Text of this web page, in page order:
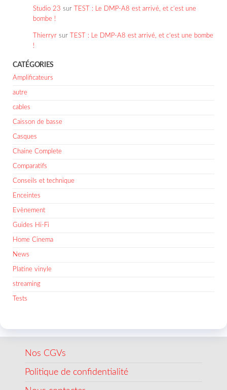
Studio 23 sur
TEST : Le DMP-A8 est arrivé, et c’est une
bombe !
Thierryr sur
TEST : Le DMP-A8 est arrivé, et c’est une bombe
!
CATÉGORIES
Amplificateurs
autre
cables
Caisson de basse
Casques
Chaine Complete
Comparatifs
Conseils et technique
Enceintes
Evènement
Guides Hi-Fi
Home Cinema
News
Platine vinyle
streaming
Tests
Nos CGVs
Politique de confidentialité